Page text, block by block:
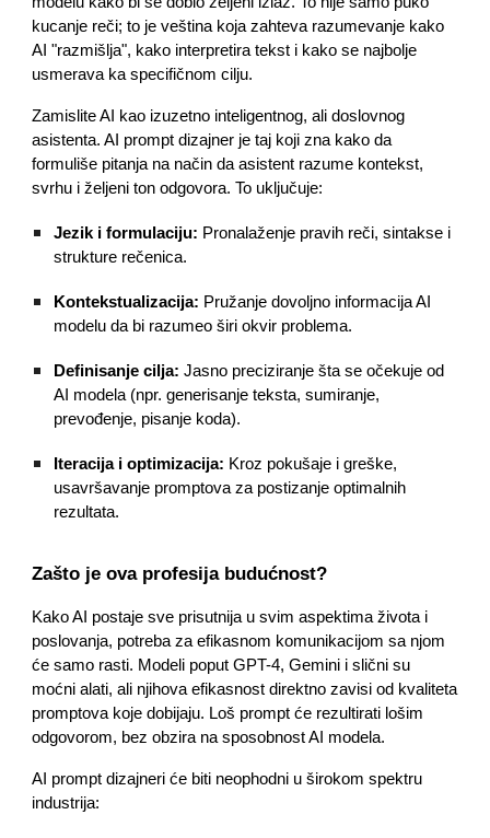
kucanje reči; to je veština koja zahteva razumevanje kako
AI "razmišlja", kako interpretira tekst i kako se najbolje
usmerava ka specifičnom cilju.
Zamislite AI kao izuzetno inteligentnog, ali doslovnog
asistenta. AI prompt dizajner je taj koji zna kako da
formuliše pitanja na način da asistent razume kontekst,
svrhu i željeni ton odgovora. To uključuje:
Jezik i formulaciju: Pronalaženje pravih reči, sintakse i
strukture rečenica.
Kontekstualizacija: Pružanje dovoljno informacija AI
modelu da bi razumeo širi okvir problema.
Definisanje cilja: Jasno preciziranje šta se očekuje od
AI modela (npr. generisanje teksta, sumiranje,
prevođenje, pisanje koda).
Iteracija i optimizacija: Kroz pokušaje i greške,
usavršavanje promptova za postizanje optimalnih
rezultata.
Zašto je ova profesija budućnost?
Kako AI postaje sve prisutnija u svim aspektima života i
poslovanja, potreba za efikasnom komunikacijom sa njom
će samo rasti. Modeli poput GPT-4, Gemini i slični su
moćni alati, ali njihova efikasnost direktno zavisi od kvaliteta
promptova koje dobijaju. Loš prompt će rezultirati lošim
odgovorom, bez obzira na sposobnost AI modela.
AI prompt dizajneri će biti neophodni u širokom spektru
industrija: